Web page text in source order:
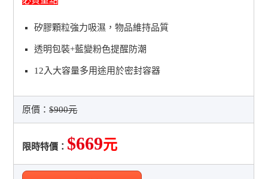
矽膠顆粒強力吸濕，物品維持品質
透明包裝+藍變粉色提醒防潮
12入大容量多用途用於密封容器
原價：$900元
限時特價： $669元